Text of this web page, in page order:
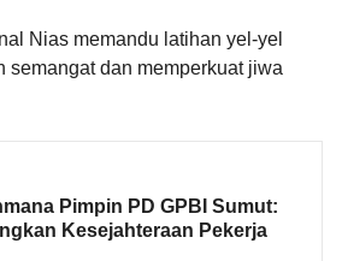
Nias memandu latihan yel-yel
semangat dan memperkuat jiwa
Pimpin PD GPBI Sumut:
Kesejahteraan Pekerja